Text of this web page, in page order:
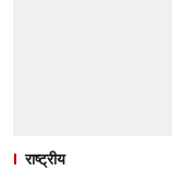
राष्ट्रीय